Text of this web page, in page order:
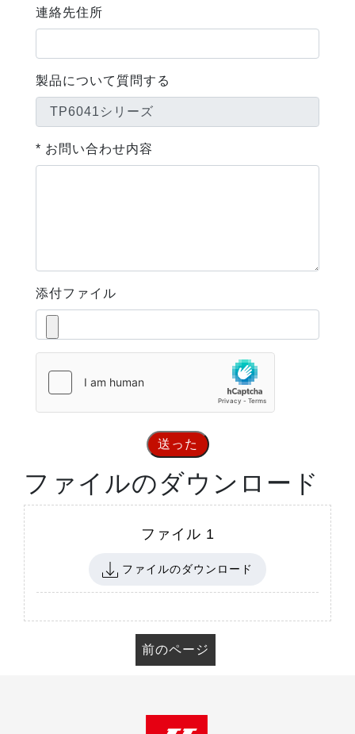
連絡先住所
製品について質問する
* お問い合わせ内容
添付ファイル
送った
ファイルのダウンロード
ファイル 1
ファイルのダウンロード
前のページ